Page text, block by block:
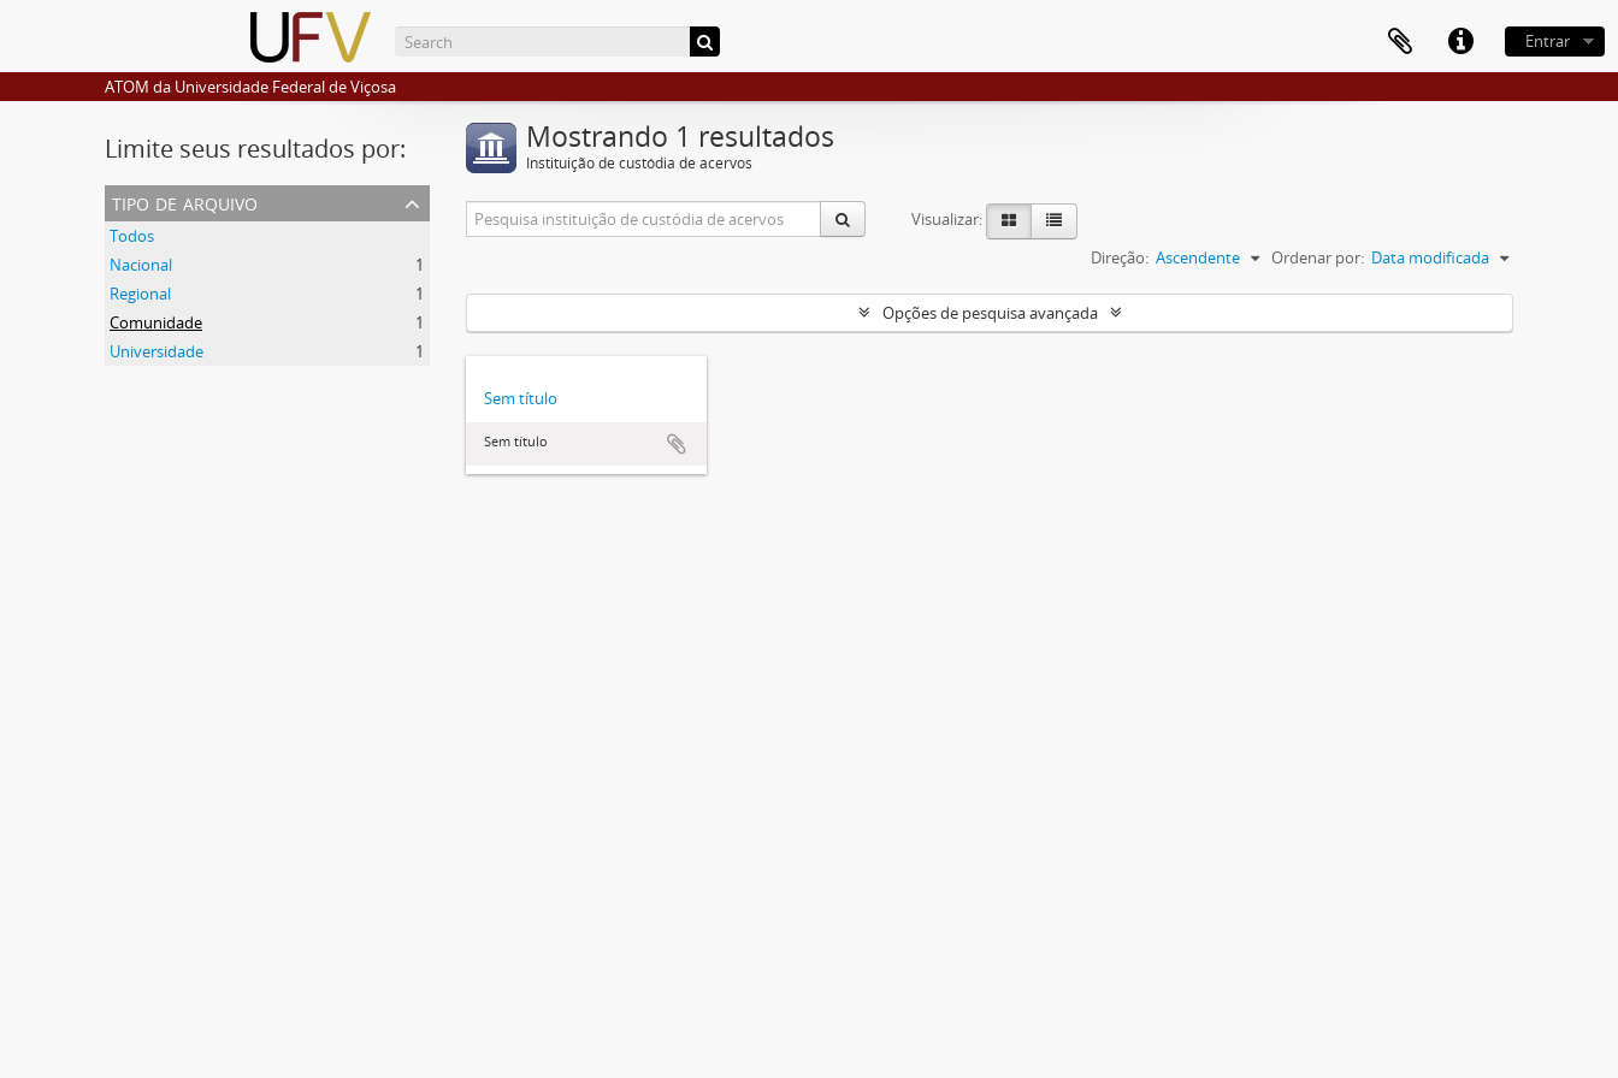
Entrar
ATOM da Universidade Federal de Viçosa
Limite seus resultados por:
tipo de arquivo
Todos
Nacional
1
Regional
1
Comunidade
1
Universidade
1
Mostrando 1 resultados
Instituição de custódia de acervos
Visualizar:
Ordenar por: Data modificada
Direção: Ascendente
Opções de pesquisa avançada
Sem título
Sem título